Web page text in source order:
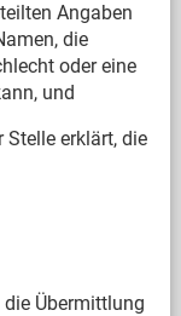
Angaben
die
oder eine
und
Stelle erklärt, die
Übermittlung